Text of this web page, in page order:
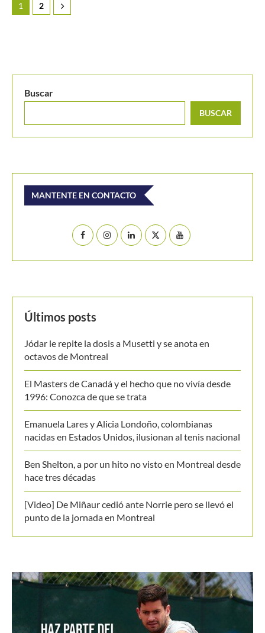
1 2
Buscar
BUSCAR
MANTENTE EN CONTACTO
Últimos posts
Jódar le repite la dosis a Musetti y se anota en
octavos de Montreal
El Masters de Canadá y el hecho que no vivía desde
1996: Conozca de que se trata
Emanuela Lares y Alicia Londoño, colombianas
nacidas en Estados Unidos, ilusionan al tenis nacional
Ben Shelton, a por un hito no visto en Montreal desde
hace tres décadas
[Video] De Miñaur cedió ante Norrie pero se llevó el
punto de la jornada en Montreal